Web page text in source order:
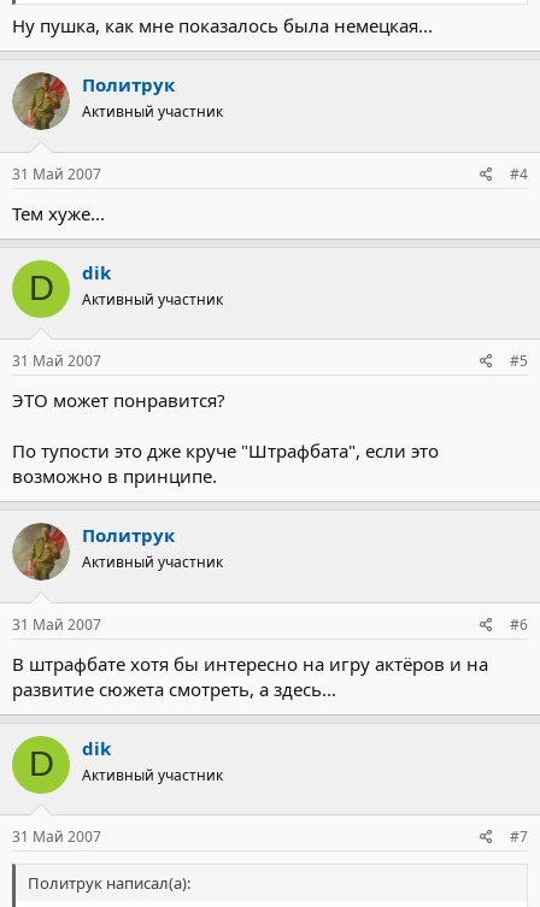
Ну пушка, как мне показалось была немецкая...
Политрук
Активный участник
31 Май 2007 #4
Тем хуже...
D dik
Активный участник
31 Май 2007 #5
ЭТО может понравится?
По тупости это дже круче "Штрафбата", если это
возможно в принципе.
Политрук
Активный участник
31 Май 2007 #6
В штрафбате хотя бы интересно на игру актёров и на
развитие сюжета смотреть, а здесь...
D dik
Активный участник
31 Май 2007 #7
Политрук написал(а):